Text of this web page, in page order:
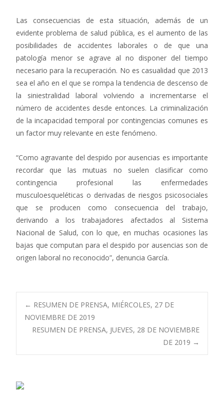
Las consecuencias de esta situación, además de un
evidente problema de salud pública, es el aumento de las
posibilidades de accidentes laborales o de que una
patología menor se agrave al no disponer del tiempo
necesario para la recuperación. No es casualidad que 2013
sea el año en el que se rompa la tendencia de descenso de
la siniestralidad laboral volviendo a incrementarse el
número de accidentes desde entonces. La criminalización
de la incapacidad temporal por contingencias comunes es
un factor muy relevante en este fenómeno.
“Como agravante del despido por ausencias es importante
recordar que las mutuas no suelen clasificar como
contingencia profesional las enfermedades
musculoesqueléticas o derivadas de riesgos psicosociales
que se producen como consecuencia del trabajo,
derivando a los trabajadores afectados al Sistema
Nacional de Salud, con lo que, en muchas ocasiones las
bajas que computan para el despido por ausencias son de
origen laboral no reconocido”, denuncia García.
Navegación
← RESUMEN DE PRENSA, MIÉRCOLES, 27 DE
NOVIEMBRE DE 2019
RESUMEN DE PRENSA, JUEVES, 28 DE NOVIEMBRE
DE 2019 →